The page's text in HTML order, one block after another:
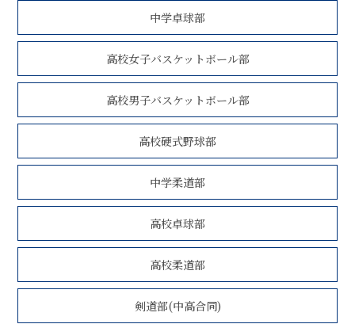
中学卓球部
高校女子バスケットボール部
高校男子バスケットボール部
高校硬式野球部
中学柔道部
高校卓球部
高校柔道部
剣道部(中高合同)